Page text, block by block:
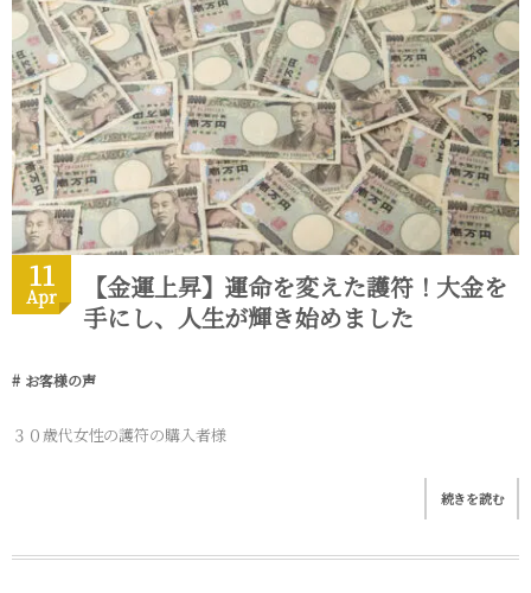
11
Apr
【金運上昇】運命を変えた護符！大金を
手にし、人生が輝き始めました
お客様の声
３０歳代女性の護符の購入者様
続きを読む